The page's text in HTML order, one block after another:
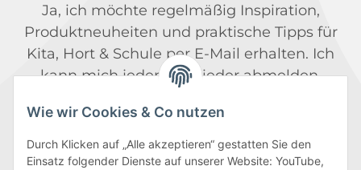
Wie wir Cookies & Co nutzen
Durch Klicken auf „Alle akzeptieren“ gestatten Sie den
Einsatz folgender Dienste auf unserer Website: YouTube,
Ja, ich möchte regelmäßig Inspiration,
Produktneuheiten und praktische Tipps für
Kita, Hort & Schule per E-Mail erhalten. Ich
kann mich jederzeit wieder abmelden.
Datenschutzerklärung
Abonnieren